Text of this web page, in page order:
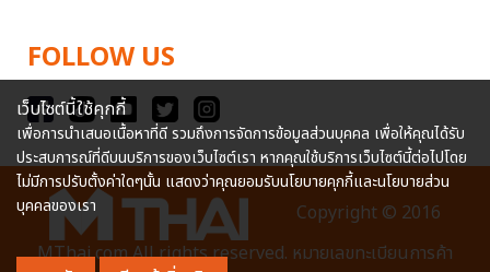
FOLLOW US
Copyright © 2016
MThai.com All rights reserved. หมายเลขทะเบียนการค้า
เว็บไซต์นี้ใช้คุกกี้
เพื่อการนำเสนอเนื้อหาที่ดี รวมถึงการจัดการข้อมูลส่วนบุคคล เพื่อให้คุณได้รับ
ประสบการณ์ที่ดีบนบริการของเว็บไซต์เรา หากคุณใช้บริการเว็บไซต์นี้ต่อไปโดย
ไม่มีการปรับตั้งค่าใดๆนั้น แสดงว่าคุณยอมรับนโยบายคุกกี้และนโยบายส่วน
บุคคลของเรา